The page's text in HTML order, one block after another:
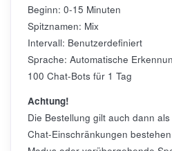
Beginn: 0-15 Minuten
Spitznamen: Mix
Intervall: Benutzerdefiniert
Sprache: Automatische
100 Chat-Bots für 1 Tag
Achtung!
Die Bestellung gilt auch dann
Chat-Einschränkungen